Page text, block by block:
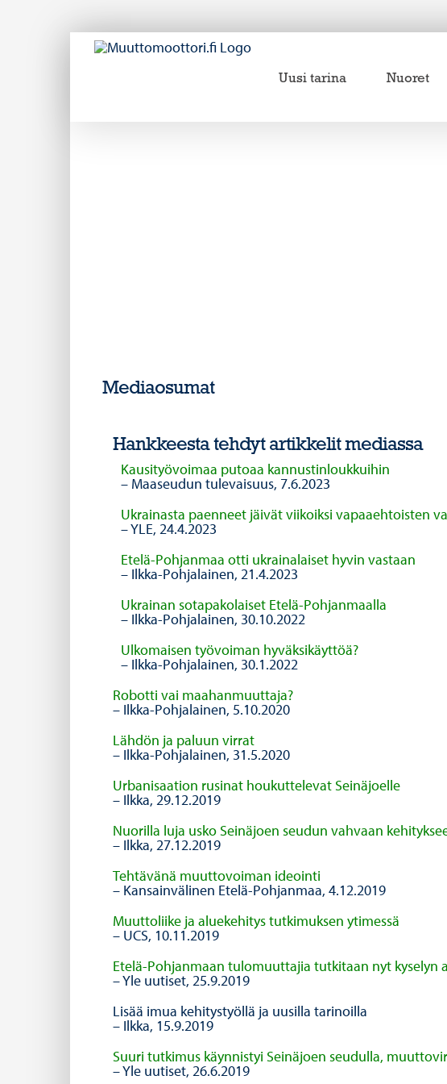
Uusi tarina Nuoret
Mediaosumat
Hankkeesta tehdyt artikkelit mediassa
Kausityövoimaa putoaa kannustinloukkuihin
– Maaseudun tulevaisuus, 7.6.2023
Ukrainasta paenneet jäivät viikoiksi vapaaehtoisten
– YLE, 24.4.2023
Etelä-Pohjanmaa otti ukrainalaiset hyvin vastaan
– Ilkka-Pohjalainen, 21.4.2023
Ukrainan sotapakolaiset Etelä-Pohjanmaalla
– Ilkka-Pohjalainen, 30.10.2022
Ulkomaisen työvoiman hyväksikäyttöä?
– Ilkka-Pohjalainen, 30.1.2022
Robotti vai maahanmuuttaja?
– Ilkka-Pohjalainen, 5.10.2020
Lähdön ja paluun virrat
– Ilkka-Pohjalainen, 31.5.2020
Urbanisaation rusinat houkuttelevat Seinäjoelle
– Ilkka, 29.12.2019
Nuorilla luja usko Seinäjoen seudun vahvaan
– Ilkka, 27.12.2019
Tehtävänä muuttovoiman ideointi
– Kansainvälinen Etelä-Pohjanmaa, 4.12.2019
Muuttoliike ja aluekehitys tutkimuksen ytimessä
– UCS, 10.11.2019
Etelä-Pohjanmaan tulomuuttajia tutkitaan nyt kyselyn
– Yle uutiset, 25.9.2019
Lisää imua kehitystyöllä ja uusilla tarinoilla
– Ilkka, 15.9.2019
Suuri tutkimus käynnistyi Seinäjoen seudulla,
– Yle uutiset, 26.6.2019